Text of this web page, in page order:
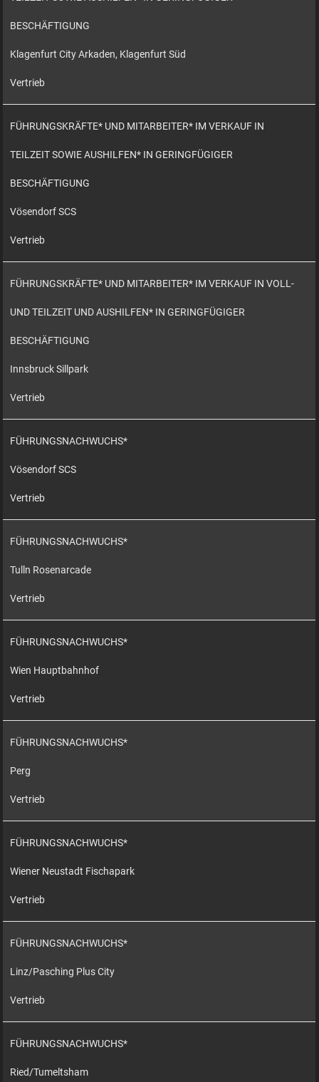
BESCHÄFTIGUNG
Klagenfurt City Arkaden, Klagenfurt Süd
Vertrieb
FÜHRUNGSKRÄFTE* UND MITARBEITER* IM VERKAUF IN
TEILZEIT SOWIE AUSHILFEN* IN GERINGFÜGIGER
BESCHÄFTIGUNG
Vösendorf SCS
Vertrieb
FÜHRUNGSKRÄFTE* UND MITARBEITER* IM VERKAUF IN VOLL-
UND TEILZEIT UND AUSHILFEN* IN GERINGFÜGIGER
BESCHÄFTIGUNG
Innsbruck Sillpark
Vertrieb
FÜHRUNGSNACHWUCHS*
Vösendorf SCS
Vertrieb
FÜHRUNGSNACHWUCHS*
Tulln Rosenarcade
Vertrieb
FÜHRUNGSNACHWUCHS*
Wien Hauptbahnhof
Vertrieb
FÜHRUNGSNACHWUCHS*
Perg
Vertrieb
FÜHRUNGSNACHWUCHS*
Wiener Neustadt Fischapark
Vertrieb
FÜHRUNGSNACHWUCHS*
Linz/Pasching Plus City
Vertrieb
FÜHRUNGSNACHWUCHS*
Ried/Tumeltsham